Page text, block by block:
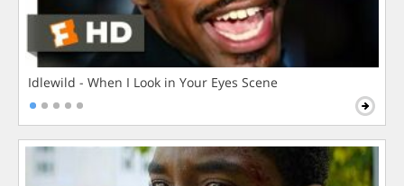
Idlewild - When I Look in Your Eyes Scene